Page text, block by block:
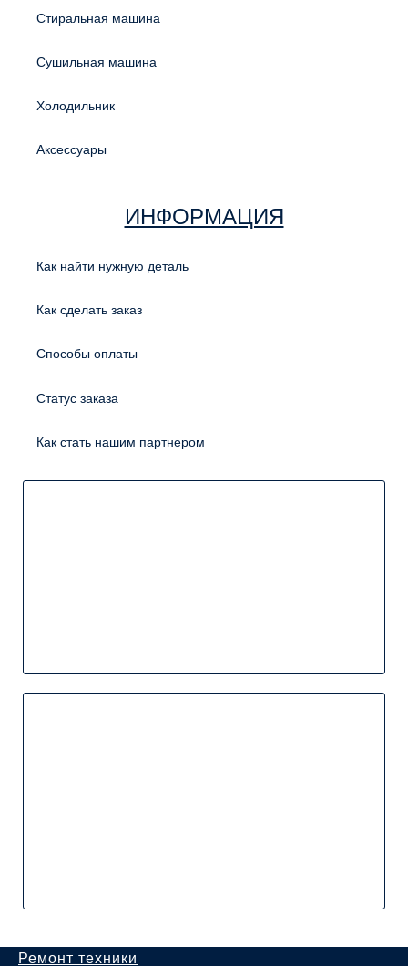
Стиральная машина
Сушильная машина
Холодильник
Аксессуары
ИНФОРМАЦИЯ
Как найти нужную деталь
Как сделать заказ
Способы оплаты
Статус заказа
Как стать нашим партнером
Ремонт техники